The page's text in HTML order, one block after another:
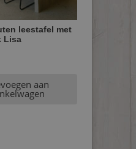
leestafel met
Lisa
aan